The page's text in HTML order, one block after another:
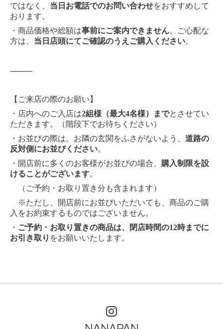
ではなく、 当日お電話でのお問い合わせをおすすめして
おります。
・商品価格や総額は事前にご案内できません。ご心配な
方は、 当日店頭にてご確認のうえご購入ください。
⸻
【ご来店の際のお願い】
・店内へのご入店は2組様（最大4名様）までとさせてい
ただきます。（階段下でお待ちください）
・お並びの際は、お隣の玄関をふさがないよう、 道路の
反対側にお並びください。
・開店前に多くのお客様がお並びの場合、 購入制限を設
けることがございます。
（ご予約・お取り置き分も含まれます）
※ただし、開店前にお並びいただいても、商品のご購
入をお約束するものではございません。
・ ご予約・お取り置きの商品は、閉店時間の12時までに
お引き取り をお願いいたします。